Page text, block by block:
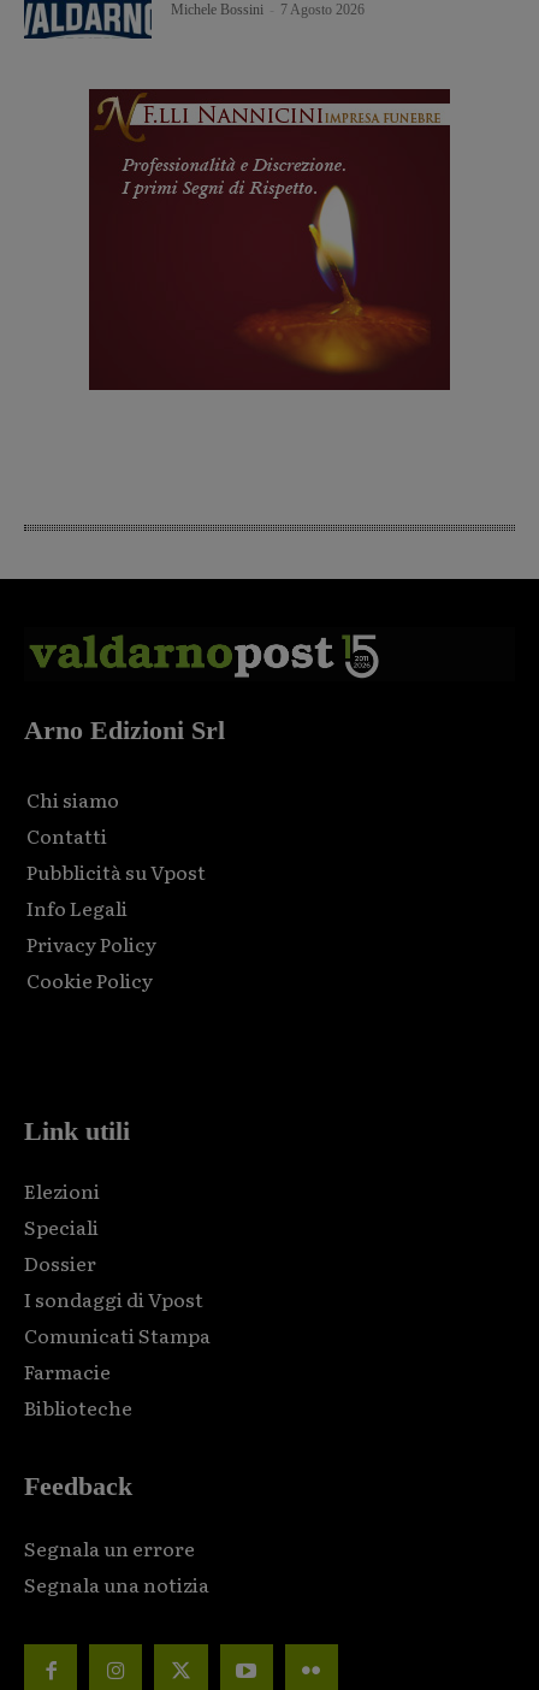
Michele Bossini 7 Agosto 2026
Arno Edizioni Srl
Chi siamo
Contatti
Pubblicità su Vpost
Info Legali
Privacy Policy
Cookie Policy
Link utili
Elezioni
Speciali
Dossier
I sondaggi di Vpost
Comunicati Stampa
Farmacie
Biblioteche
Feedback
Segnala un errore
Segnala una notizia